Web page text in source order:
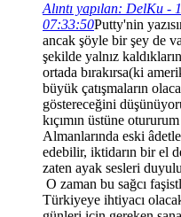
Alıntı yapılan: DelKu -
07:33:50Putty'nin
ancak şöyle bir şey de
şekilde yalnız
ortada bırakırsa(ki
büyük çatışmaların
göstereceğini
kıçımın üstüne
Almanlarında eski
edebilir, iktidarın bir el
zaten ayak sesleri
O zaman bu sağcı
Türkiyeye ihtiyacı